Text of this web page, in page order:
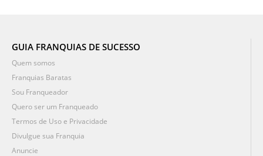
GUIA FRANQUIAS DE SUCESSO
Quem somos
Franquias Baratas
Sou Franqueador
Quero ser um Franqueado
Termos de Uso e Privacidade
Divulgue sua Franquia
Anuncie